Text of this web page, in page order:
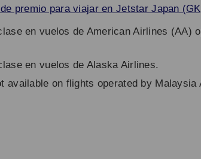
premio para viajar en Jetstar Japan
en vuelos de American Airlines
en vuelos de Alaska Airlines.
available on flights operated by